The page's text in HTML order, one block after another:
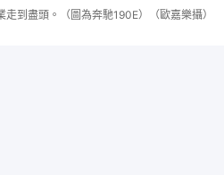
到盡頭。（圖為奔馳190E）（歐嘉樂攝）